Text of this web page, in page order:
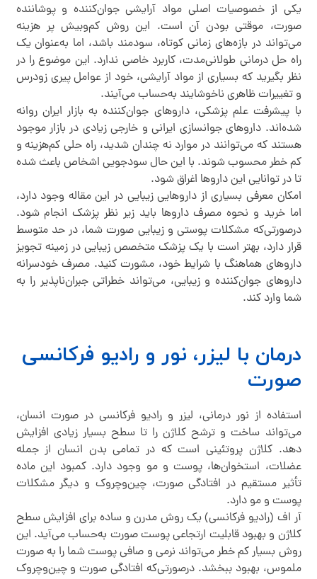
یکی از خصوصیات اصلی مواد آرایشی جوان‌کننده و پوشاننده
صورت، موقتی بودن آن است. این روش کم‌وبیش پر هزینه
می‌تواند در بازه‌های زمانی کوتاه، سودمند باشد، اما به‌عنوان یک
راه حل درمانی طولانی‌مدت، کاربرد خاصی ندارد. این موضوع را در
نظر بگیرید که بسیاری از مواد آرایشی، خود از عوامل پیری زودرس
و تغییرات ظاهری ناخوشایند به‌حساب می‌آیند.
با پیشرفت علم پزشکی، دارو‌های جوان‌کننده به بازار ایران روانه
شده‌اند. دارو‌های جوانسازی ایرانی و خارجی زیادی در بازار موجود
هستند که می‌توانند در موارد نه چندان شدید، راه حلی کم‌هزینه و
کم خطر محسوب شوند. با این حال سودجویی اشخاص باعث شده
تا در توانایی این دارو‌ها اغراق شود.
امکان معرفی بسیاری از دارو‌هایی زیبایی در این مقاله وجود دارد،
اما خرید و نحوه مصرف دارو‌ها باید زیر نظر پزشک انجام شود.
درصورتی‌که مشکلات پوستی و زیبایی صورت شما، در حد متوسط
قرار دارد، بهتر است با یک پزشک متخصص زیبایی در زمینه تجویز
دارو‌های هماهنگ با شرایط خود، مشورت کنید. مصرف خودسرانه
دارو‌های جوان‌کننده و زیبایی، می‌تواند خطراتی جبران‌ناپذیر را به
شما وارد کند.
درمان با لیزر، نور و رادیو فرکانسی
صورت
استفاده از نور درمانی، لیزر و رادیو فرکانسی در صورت انسان،
می‌تواند ساخت و ترشح کلاژن را تا سطح بسیار زیادی افزایش
دهد. کلاژن پروتئینی است که در تمامی بدن انسان از جمله
عضلات، استخوان‌ها، پوست و مو وجود دارد. کمبود این ماده
تأثیر مستقیم در افتادگی صورت، چین‌وچروک و دیگر مشکلات
پوست و مو دارد.
آر اف (رادیو فرکانسی) یک روش مدرن و ساده برای افزایش سطح
کلاژن و بهبود قابلیت ارتجاعی پوست صورت به‌حساب می‌آید. این
روش بسیار کم خطر می‌تواند نرمی و صافی پوست شما را به صورت
ملموس، بهبود ببخشد. درصورتی‌که افتادگی صورت و چین‌وچروک